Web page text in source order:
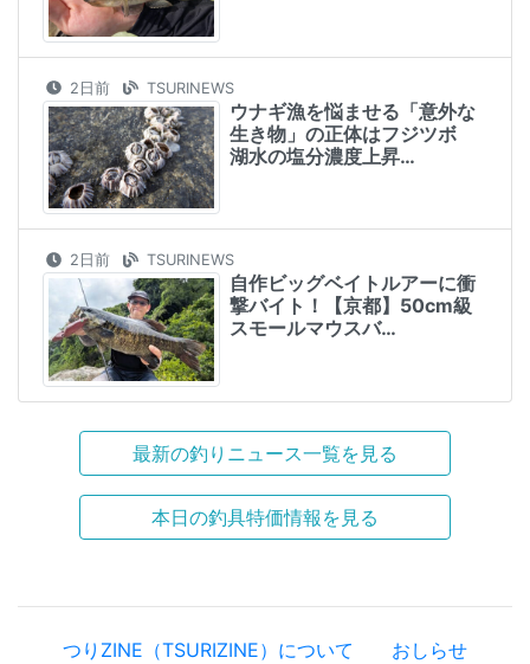
2日前 TSURINEWS
ウナギ漁を悩ませる「意外な
生き物」の正体はフジツボ
湖水の塩分濃度上昇…
2日前 TSURINEWS
自作ビッグベイトルアーに衝
撃バイト！【京都】50cm級
スモールマウスバ…
最新の釣りニュース一覧を見る
本日の釣具特価情報を見る
つりZINE（TSURIZINE）について おしらせ